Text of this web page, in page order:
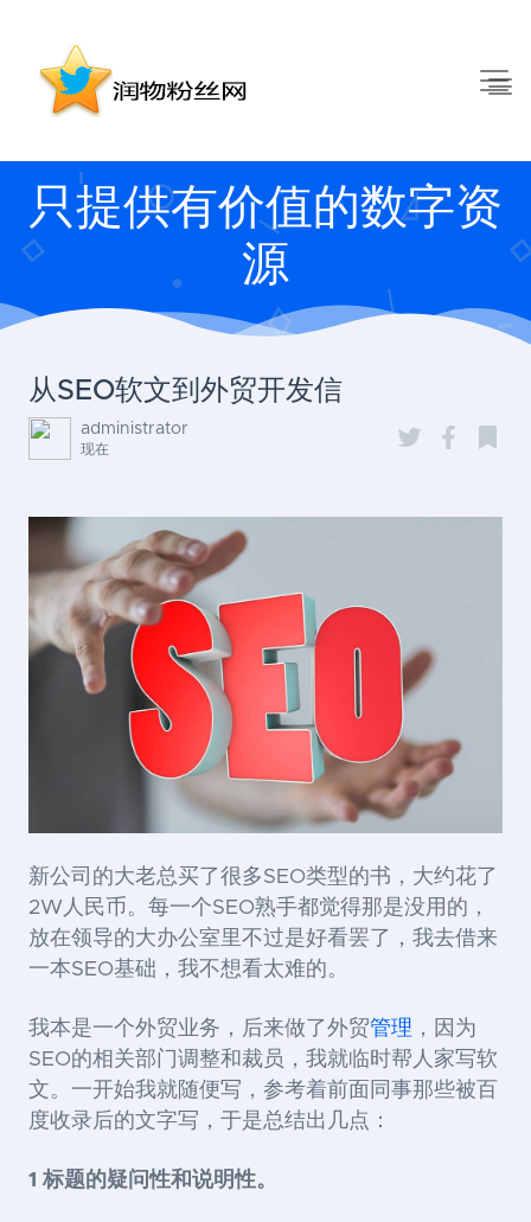
只提供有价值的数字资
源
从SEO软文到外贸开发信
administrator
现在
新公司的大老总买了很多SEO类型的书，大约花了
2W人民币。每一个SEO熟手都觉得那是没用的，
放在领导的大办公室里不过是好看罢了，我去借来
一本SEO基础，我不想看太难的。
我本是一个外贸业务，后来做了外贸管理 ，因为
SEO的相关部门调整和裁员，我就临时帮人家写软
文。一开始我就随便写，参考着前面同事那些被百
度收录后的文字写，于是总结出几点：
1 标题的疑问性和说明性。